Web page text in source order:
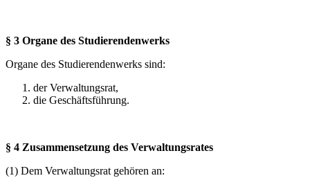
§ 3 Organe des Studierendenwerks
Organe des Studierendenwerks sind:
der Verwaltungsrat,
die Geschäftsführung.
§ 4 Zusammensetzung des Verwaltungsrates
(1) Dem Verwaltungsrat gehören an: